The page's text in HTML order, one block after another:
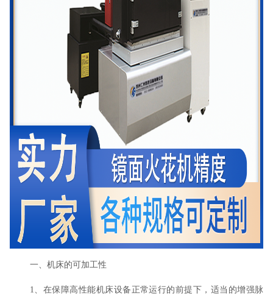
一、机床的可加工性
1、在保障高性能机床设备正常运行的前提下，适当的增强脉